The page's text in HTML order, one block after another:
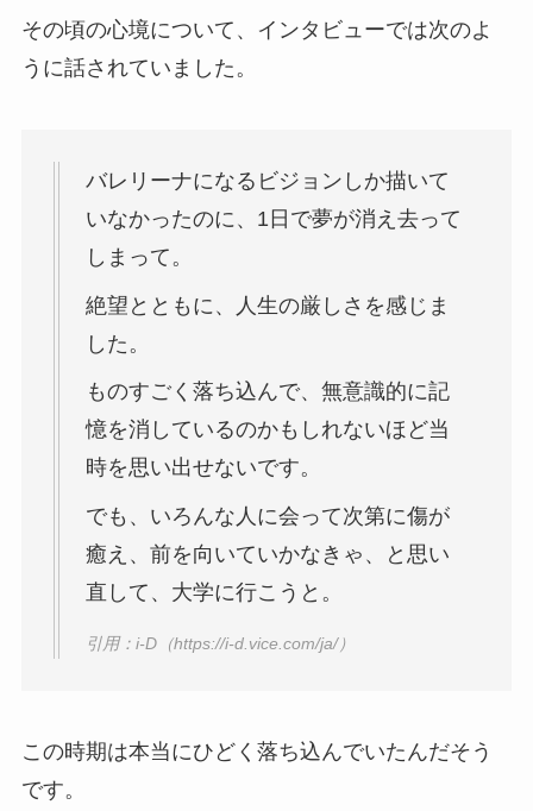
その頃の心境について、インタビューでは次のよ
うに話されていました。
バレリーナになるビジョンしか描いて
いなかったのに、1日で夢が消え去って
しまって。
絶望とともに、人生の厳しさを感じま
した。
ものすごく落ち込んで、無意識的に記
憶を消しているのかもしれないほど当
時を思い出せないです。
でも、いろんな人に会って次第に傷が
癒え、前を向いていかなきゃ、と思い
直して、大学に行こうと。
引用：i-D（https://i-d.vice.com/ja/）
この時期は本当にひどく落ち込んでいたんだそう
です。